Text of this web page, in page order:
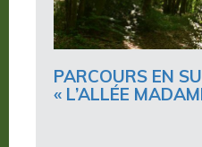
PARCOURS EN
« L’ALLÉE